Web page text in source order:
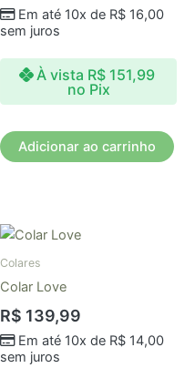
Em até 10x de R$16,00
sem juros
À vista R$151,99
no Pix
Adicionar ao carrinho
Colares
Colar Love
R$ 139,99
Em até 10x de R$14,00
sem juros